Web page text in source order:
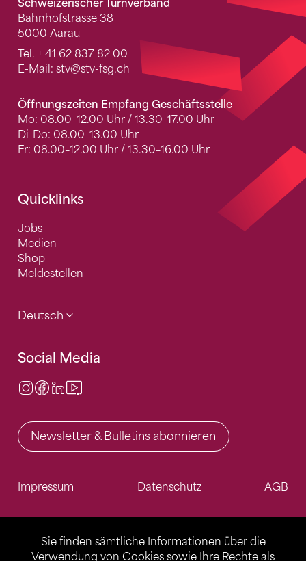
Sie finden sämtliche Informationen über die
Verwendung von Cookies sowie Ihre Rechte als
Schweizerischer Turnverband
Bahnhofstrasse 38
5000 Aarau
Tel. + 41 62 837 82 00
E-Mail: stv@stv-fsg.ch
Öffnungszeiten Empfang Geschäftsstelle
Mo: 08.00–12.00 Uhr / 13.30–17.00 Uhr
Di-Do: 08.00–13.00 Uhr
Fr: 08.00–12.00 Uhr / 13.30–16.00 Uhr
Quicklinks
Jobs
Medien
Shop
Meldestellen
Deutsch
Social Media
Instagram
Facebook
LinkedIn
Newsletter & Bulletins abonnieren
Impressum Datenschutz AGB